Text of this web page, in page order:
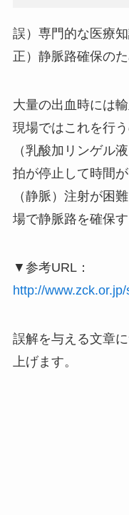
誤）専門的な医療
正）静脈路確保の
大量の出血時には
現場ではこれを行
（乳酸加リンゲル
拍が停止して時間
（静脈）注射が困
場で静脈路を確保
▼参考URL：
http://
誤解を与える文章
上げます。